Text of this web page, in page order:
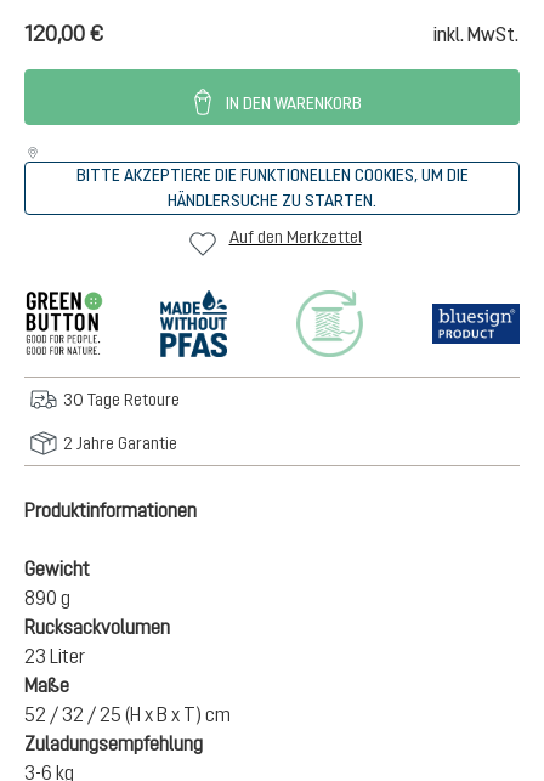
120,00 € inkl. MwSt.
IN DEN WARENKORB
BITTE AKZEPTIERE DIE FUNKTIONELLEN COOKIES, UM DIE
HÄNDLERSUCHE ZU STARTEN.
Auf den Merkzettel
30 Tage Retoure
2 Jahre Garantie
Produktinformationen
Gewicht
890 g
Rucksackvolumen
23 Liter
Maße
52 / 32 / 25 (H x B x T) cm
Zuladungsempfehlung
3-6 kg